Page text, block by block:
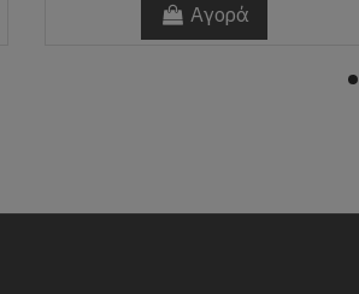
Αγορά